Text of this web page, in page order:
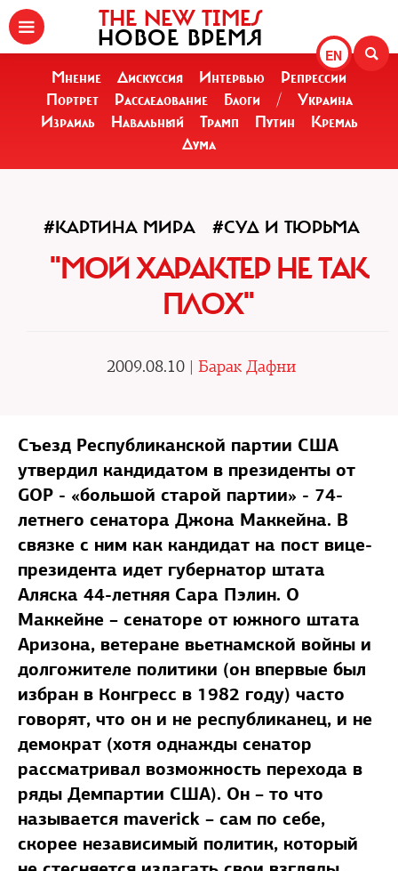
EN
THE NEW TIMES
НОВОЕ ВРЕМЯ
Мнение Дискуссия Интервью
Репрессии
Портрет
Расследование Блоги /
Украина
Израиль
Навальный Трамп Путин
Кремль
Дума
#КАРТИНА МИРА #СУД И ТЮРЬМА
"МОЙ ХАРАКТЕР НЕ ТАК
ПЛОХ"
2009.08.10 | Барак Дафни
Съезд Республиканской партии США
утвердил кандидатом в президенты от
GOP - «большой старой партии» - 74-
летнего сенатора Джона Маккейна. В
связке с ним как кандидат на пост вице-
президента идет губернатор штата
Аляска 44-летняя Сара Пэлин. О
Маккейне – сенаторе от южного штата
Аризона, ветеране вьетнамской войны и
долгожителе политики (он впервые был
избран в Конгресс в 1982 году) часто
говорят, что он и не республиканец, и не
демократ (хотя однажды сенатор
рассматривал возможность перехода в
ряды Демпартии США). Он – то что
называется maverick – сам по себе,
скорее независимый политик, который